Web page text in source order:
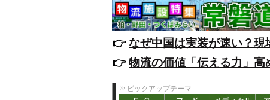
👉️なぜ中国は実装が速い？
👉️物流の価値「伝える力」
ピックアップテーマ